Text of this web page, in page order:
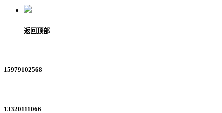
返回顶部
15979102568
13320111066